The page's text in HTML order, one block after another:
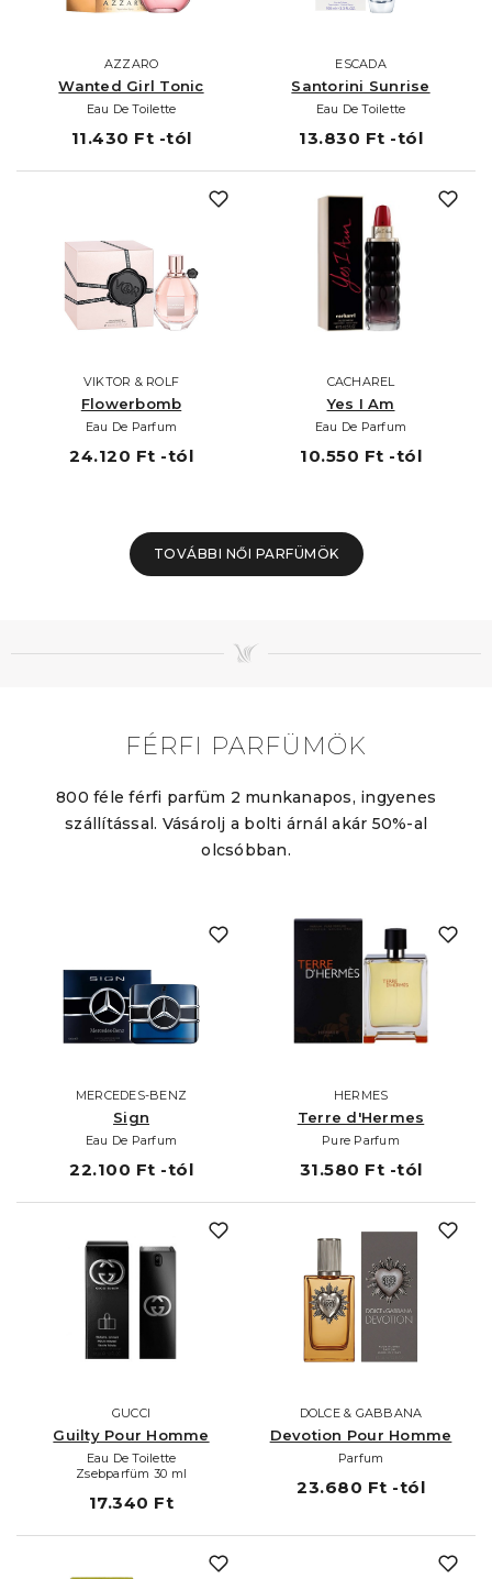
AZZARO
Wanted Girl Tonic
Eau De Toilette
11.430 Ft -tól
ESCADA
Santorini Sunrise
Eau De Toilette
13.830 Ft -tól
VIKTOR & ROLF
Flowerbomb
Eau De Parfum
24.120 Ft -tól
CACHAREL
Yes I Am
Eau De Parfum
10.550 Ft -tól
TOVÁBBI NŐI PARFÜMÖK
FÉRFI PARFÜMÖK
800 féle férfi parfüm 2 munkanapos, ingyenes
szállítással. Vásárolj a bolti árnál akár 50%-al
olcsóbban.
MERCEDES-BENZ
Sign
Eau De Parfum
22.100 Ft -tól
HERMES
Terre d'Hermes
Pure Parfum
31.580 Ft -tól
GUCCI
Guilty Pour Homme
Eau De Toilette
Zsebparfüm 30 ml
17.340 Ft
DOLCE & GABBANA
Devotion Pour Homme
Parfum
23.680 Ft -tól